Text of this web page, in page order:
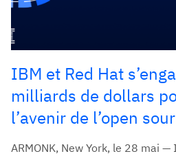
IBM et Red Hat
milliards de dollars
l’avenir de l’open
ARMONK, New York, le 28 mai —